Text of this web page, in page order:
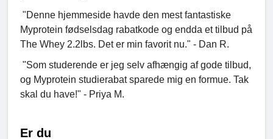
"Denne hjemmeside havde den mest fantastiske
Myprotein fødselsdag rabatkode og endda et tilbud på
The Whey 2.2lbs. Det er min favorit nu." - Dan R.
"Som studerende er jeg selv afhængig af gode tilbud,
og Myprotein studierabat sparede mig en formue. Tak
skal du have!" - Priya M.
Er du